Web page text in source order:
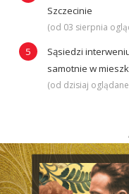
Szczecinie
(od 03 sierpnia
Sąsiedzi
samotnie w
(od dzisiaj